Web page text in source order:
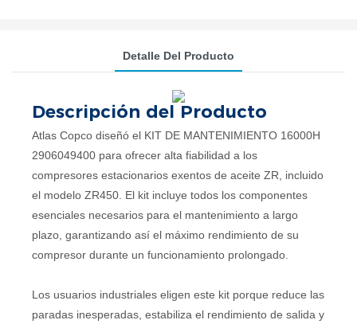
Detalle Del Producto
Descripción del Producto
Atlas Copco diseñó el KIT DE MANTENIMIENTO 16000H
2906049400 para ofrecer alta fiabilidad a los
compresores estacionarios exentos de aceite ZR, incluido
el modelo ZR450. El kit incluye todos los componentes
esenciales necesarios para el mantenimiento a largo
plazo, garantizando así el máximo rendimiento de su
compresor durante un funcionamiento prolongado.
Los usuarios industriales eligen este kit porque reduce las
paradas inesperadas, estabiliza el rendimiento de salida y